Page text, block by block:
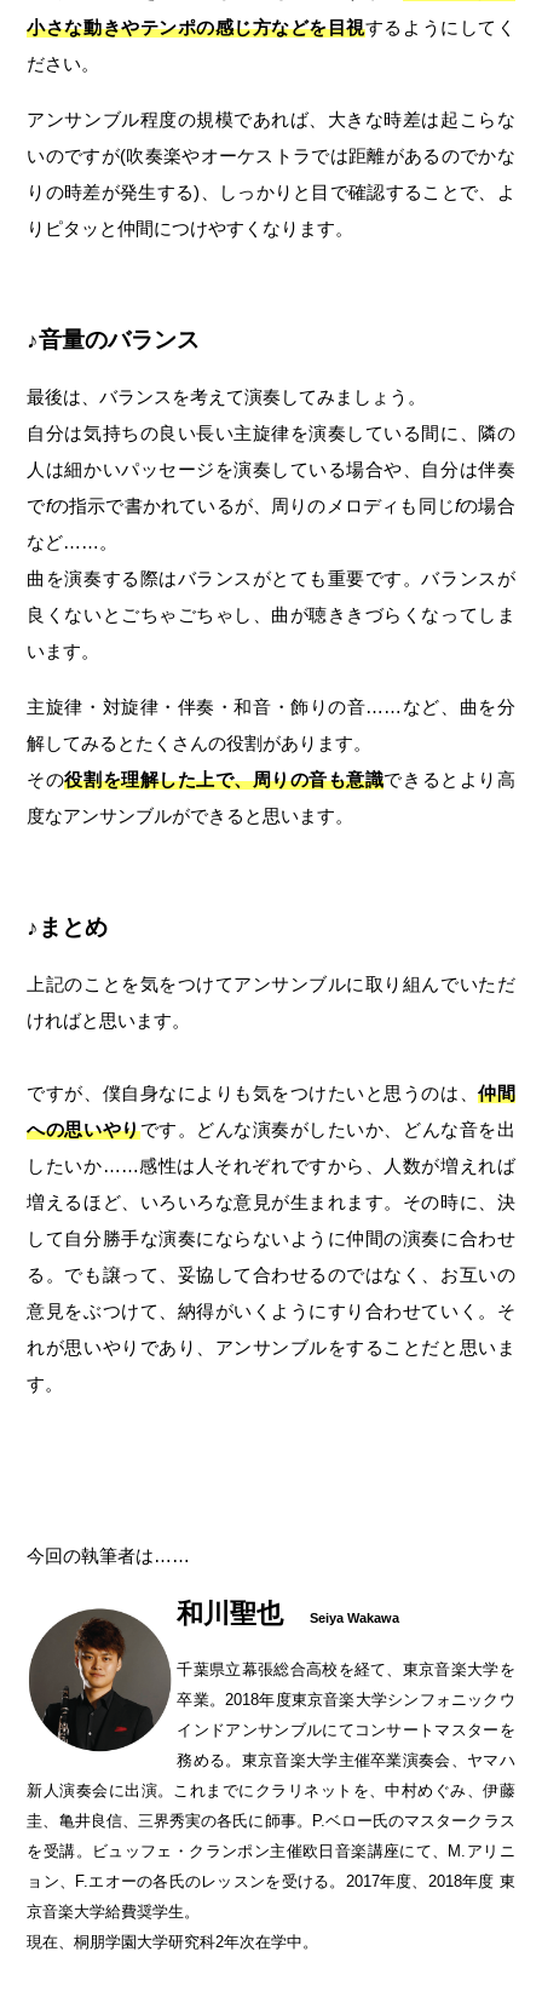
小さな動きやテンポの感じ方などを目視するようにしてく
ださい。
アンサンブル程度の規模であれば、大きな時差は起こらな
いのですが(吹奏楽やオーケストラでは距離があるのでかな
りの時差が発生する)、しっかりと目で確認することで、よ
りピタッと仲間につけやすくなります。
♪音量のバランス
最後は、バランスを考えて演奏してみましょう。
自分は気持ちの良い長い主旋律を演奏している間に、隣の
人は細かいパッセージを演奏している場合や、自分は伴奏
でfの指示で書かれているが、周りのメロディも同じfの場合
など……。
曲を演奏する際はバランスがとても重要です。バランスが
良くないとごちゃごちゃし、曲が聴ききづらくなってしま
います。
主旋律・対旋律・伴奏・和音・飾りの音……など、曲を分
解してみるとたくさんの役割があります。
その役割を理解した上で、周りの音も意識できるとより高
度なアンサンブルができると思います。
♪まとめ
上記のことを気をつけてアンサンブルに取り組んでいただ
ければと思います。
ですが、僕自身なによりも気をつけたいと思うのは、仲間
への思いやりです。どんな演奏がしたいか、どんな音を出
したいか……感性は人それぞれですから、人数が増えれば
増えるほど、いろいろな意見が生まれます。その時に、決
して自分勝手な演奏にならないように仲間の演奏に合わせ
る。でも譲って、妥協して合わせるのではなく、お互いの
意見をぶつけて、納得がいくようにすり合わせていく。そ
れが思いやりであり、アンサンブルをすることだと思いま
す。
今回の執筆者は……
和川聖也Seiya Wakawa
千葉県立幕張総合高校を経て、東京音楽大学を
卒業。2018年度東京音楽大学シンフォニックウ
インドアンサンブルにてコンサートマスターを
務める。東京音楽大学主催卒業演奏会、ヤマハ
新人演奏会に出演。これまでにクラリネットを、中村めぐみ、伊藤
圭、亀井良信、三界秀実の各氏に師事。P.ベロー氏のマスタークラス
を受講。ビュッフェ・クランポン主催欧日音楽講座にて、M.アリニ
ョン、F.エオーの各氏のレッスンを受ける。2017年度、2018年度 東
京音楽大学給費奨学生。
現在、桐朋学園大学研究科2年次在学中。